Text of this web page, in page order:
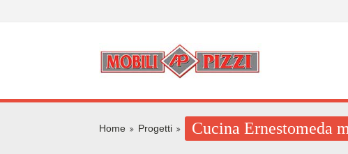
Home Progetti Cucina Ernestomeda